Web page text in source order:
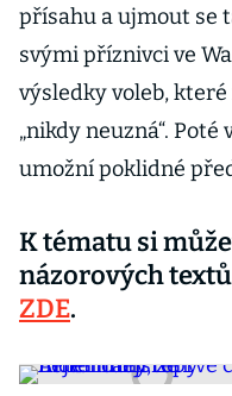
přísahu a ujmout se
svými příznivci ve
výsledky voleb,
„nikdy neuzná“.
umožní poklidné
K tématu si
názorových
ZDE.